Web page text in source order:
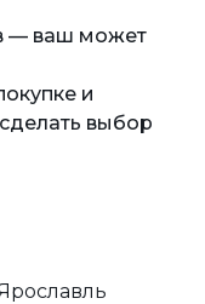
— ваш может
и
выбор